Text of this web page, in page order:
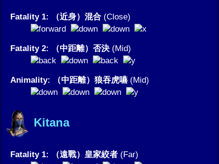
Fatality 1: （近身）混合(Close)
Fatality 2: （中距離）否決(Mid)
Animality: （中距離）狼吞虎嚥(Mid)
Kitana
Fatality 1: （遠戰）皇家絞者 (Far)